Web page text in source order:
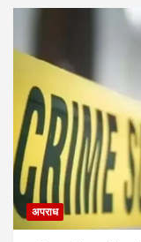
अपराध